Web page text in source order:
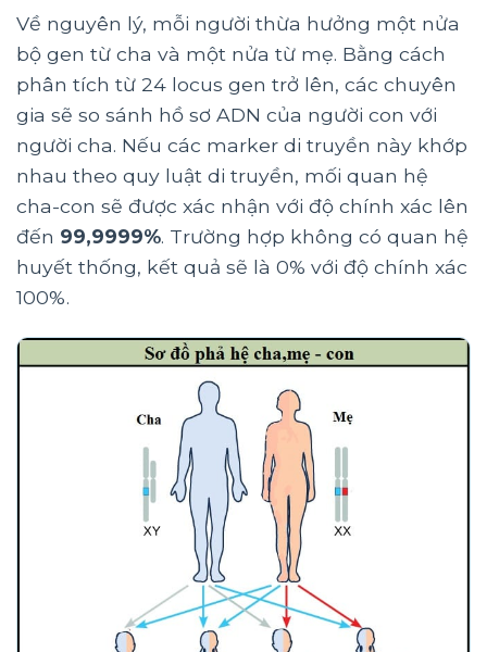
Về nguyên lý, mỗi người thừa hưởng một nửa
bộ gen từ cha và một nửa từ mẹ. Bằng cách
phân tích từ 24 locus gen trở lên, các chuyên
gia sẽ so sánh hồ sơ ADN của người con với
người cha. Nếu các marker di truyền này khớp
nhau theo quy luật di truyền, mối quan hệ
cha-con sẽ được xác nhận với độ chính xác lên
đến 99,9999%. Trường hợp không có quan hệ
huyết thống, kết quả sẽ là 0% với độ chính xác
100%.